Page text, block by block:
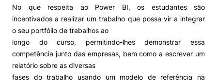
No que respeita ao Power BI, os estudantes são
incentivados a realizar um trabalho que possa vir a integrar
o seu portfólio de trabalhos ao
longo do curso, permitindo-lhes demonstrar essa
competência junto das empresas, bem como a escrever um
relatório sobre as diversas
fases do trabalho usando um modelo de referência na